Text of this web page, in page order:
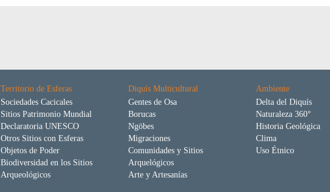
Territorio de Esferas
Sociedades Cacicales
Sitios Patrimonio Mundial
Declaratoria UNESCO
Otros Sitios con Esferas
Objetos de Poder
Biodiversidad en los Sitios
Arqueológicos
Diquís Multicultural
Gentes de Osa
Borucas
Ngöbes
Migraciones
Comunidades y Sitios
Arquelógicos
Arte y Artesanías
Ambiente
Delta del Diquís
Naturaleza 360°
Historia Geológica
Clima
Uso Étnico